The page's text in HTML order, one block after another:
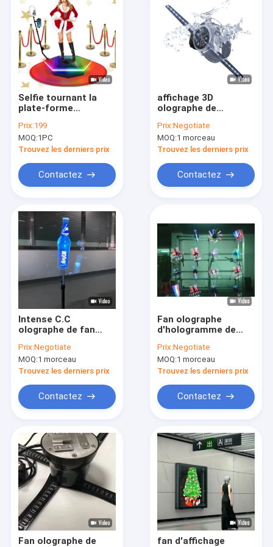
Des produits
Au sujet de nous
Visite d'usine
Contrôle de qualité
Demander un devis
Signage numérique de contact multi
Signage extérieur d'affichage à cristaux liquides Digital
Signage fixé au mur de Digital
Digital Signage Kiosk
Mur de vidéo de Signage de Digital
Selfie tournant la
plate-forme
Selfie 360 ​​pour la
noce d'anniversaire
Prix:199
MOQ:1PC
Trouvez les derniers prix
Contactez
affichage 3D
olographe de
pour le message
publicitaire
d'intérieur
Prix:Negotiate
MOQ:1 morceau
Trouvez les derniers prix
Contactez
Intense C.C
olographe de fan
d'affichage du
luminosité 3D 12V 3A
pour la publicité
Prix:Negotiate
MOQ:1 morceau
Trouvez les derniers prix
Contactez
Fan olographe
d'hologramme de
contrôle 3D d'APPLI
pour annoncer la
promotion
Prix:Negotiate
MOQ:1 morceau
Trouvez les derniers prix
Contactez
Fan olographe de
fan d'affichage